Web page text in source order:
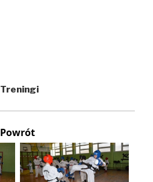
Treningi
Powrót